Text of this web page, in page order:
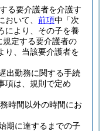
る要介護者を介護す
おいて、 前項中「次
により、その子を養
定する要介護者の
り、当該要介護者を
出勤務に関する手続
項は、規則で定め
時間以外の時間にお
期に達するまでの子